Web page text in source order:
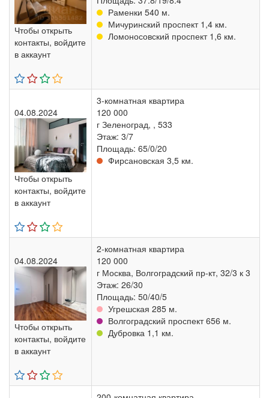
Чтобы открыть
контакты, войдите
в аккаунт
Раменки 540 м.
Мичуринский проспект 1,4 км.
Ломоносовский проспект 1,6 км.
04.08.2024
Чтобы открыть
контакты, войдите
в аккаунт
3-комнатная квартира
120 000
г Зеленоград, , 533
Этаж: 3/7
Площадь: 65/0/20
Фирсановская 3,5 км.
04.08.2024
Чтобы открыть
контакты, войдите
в аккаунт
2-комнатная квартира
120 000
г Москва, Волгоградский пр-кт, 32/3 к 3
Этаж: 26/30
Площадь: 50/40/5
Угрешская 285 м.
Волгоградский проспект 656 м.
Дубровка 1,1 км.